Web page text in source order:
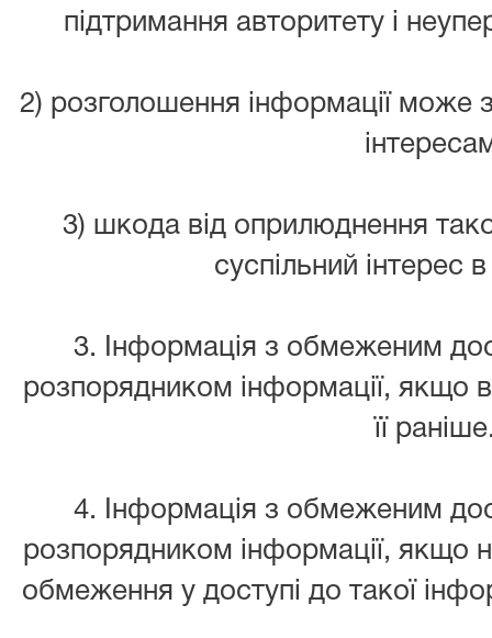
підтримання авторитету і
2) розголошення інформації може
3) шкода від оприлюднення
суспільний інтерес в
3. Інформація з обмеженим
розпорядником інформації, якщо
її
4. Інформація з обмеженим
розпорядником інформації, якщо
обмеження у доступі до такої